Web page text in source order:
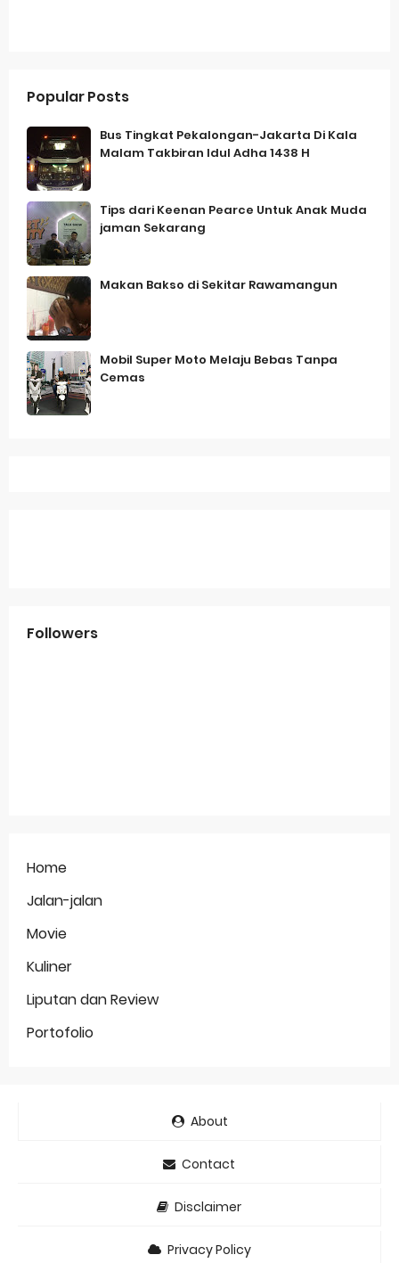
Popular Posts
Bus Tingkat Pekalongan-Jakarta Di Kala
Malam Takbiran Idul Adha 1438 H
Tips dari Keenan Pearce Untuk Anak Muda
jaman Sekarang
Makan Bakso di Sekitar Rawamangun
Mobil Super Moto Melaju Bebas Tanpa
Cemas
Followers
Home
Jalan-jalan
Movie
Kuliner
Liputan dan Review
Portofolio
About
Contact
Disclaimer
Privacy Policy